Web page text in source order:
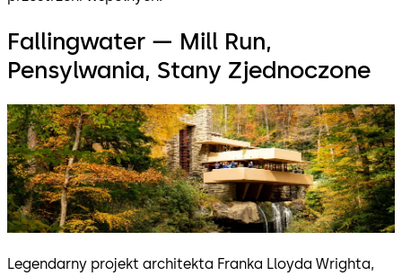
Fallingwater — Mill Run,
Pensylwania, Stany Zjednoczone
Legendarny projekt architekta Franka Lloyda Wrighta,